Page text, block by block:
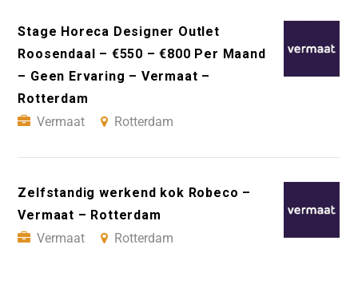
Stage Horeca Designer Outlet
Roosendaal – €550 – €800 Per Maand
– Geen Ervaring – Vermaat –
Rotterdam
Vermaat
Rotterdam
Zelfstandig werkend kok Robeco –
Vermaat – Rotterdam
Vermaat
Rotterdam